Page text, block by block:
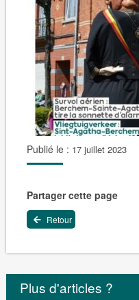
Publié le : 17 juillet 2023
Partager cette page
Retour
Plus d'articles ?